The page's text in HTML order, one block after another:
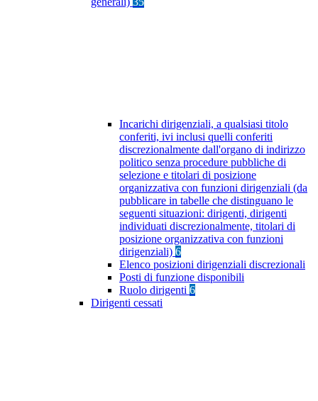
Incarichi dirigenziali, a qualsiasi titolo
conferiti, ivi inclusi quelli conferiti
discrezionalmente dall'organo di indirizzo
politico senza procedure pubbliche di
selezione e titolari di posizione
organizzativa con funzioni dirigenziali (da
pubblicare in tabelle che distinguano le
seguenti situazioni: dirigenti, dirigenti
individuati discrezionalmente, titolari di
posizione organizzativa con funzioni
dirigenziali) 6
Elenco posizioni dirigenziali discrezionali
Posti di funzione disponibili
Ruolo dirigenti 6
Dirigenti cessati